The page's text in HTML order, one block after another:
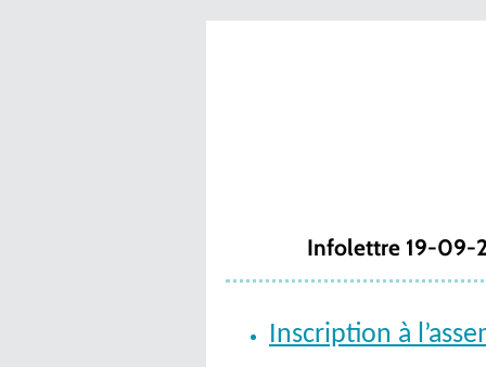
Infolettre 19-09-
Inscription à